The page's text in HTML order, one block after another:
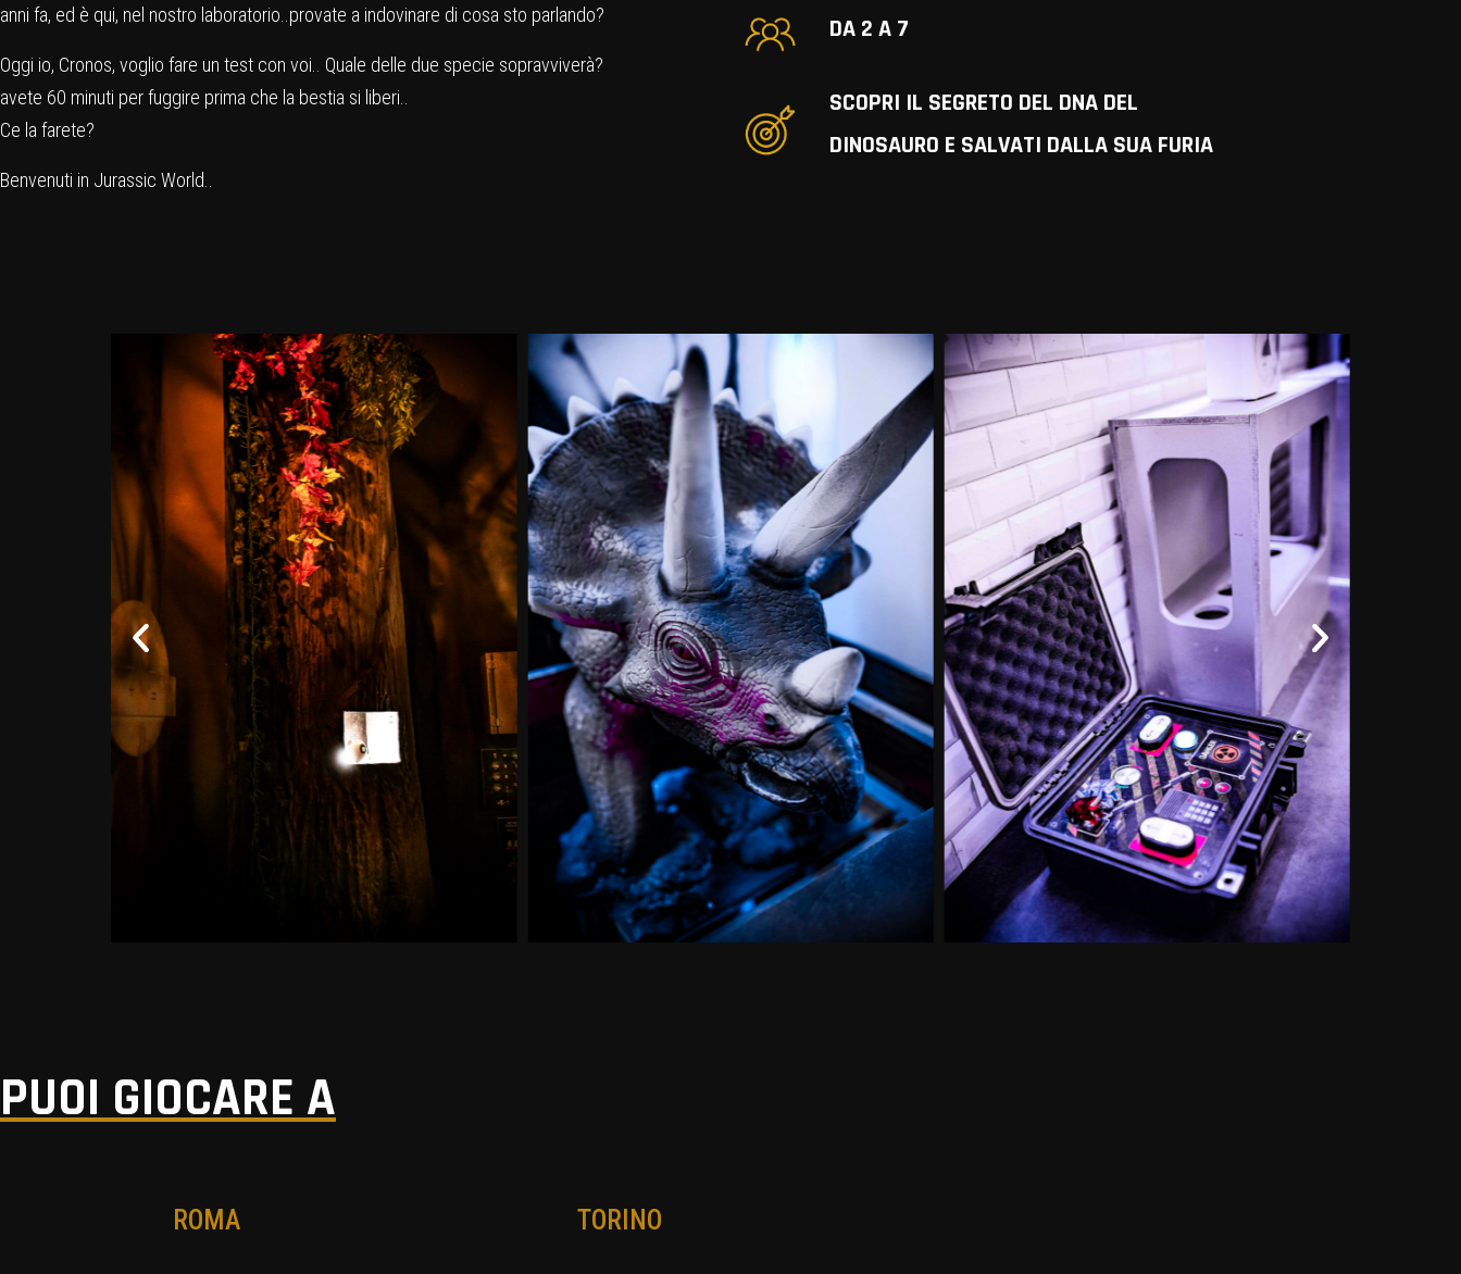
anni fa, ed è qui, nel nostro laboratorio..provate a indovinare di cosa sto parlando?
Oggi io, Cronos, voglio fare un test con voi.. Quale delle due specie sopravviverà?
avete 60 minuti per fuggire prima che la bestia si liberi..
Ce la farete?
Benvenuti in Jurassic World..
DA 2 A 7
SCOPRI IL SEGRETO DEL DNA DEL
DINOSAURO E SALVATI DALLA SUA FURIA
PUOI GIOCARE A
ROMA TORINO